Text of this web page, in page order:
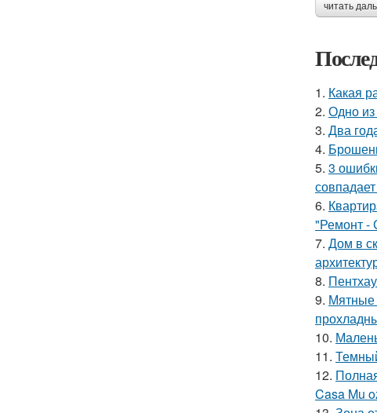
читать
1. Какая
2. Одно
3. Два
4.
5. 3
6.
"Ремонт -
7. Дом в
8.
9. Мятные
10.
11.
12.
Casa Mu